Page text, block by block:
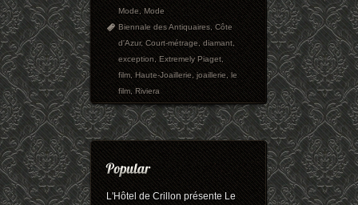
Mode,Mode
Biennale des Antiquaires,Côte
d'Azur,Court-métrage,diamant,
exception,Extremely Piaget,
film,Haute-Joaillerie,joaillerie,le
film,Riviera
L'Hôtel de Crillon présente Le